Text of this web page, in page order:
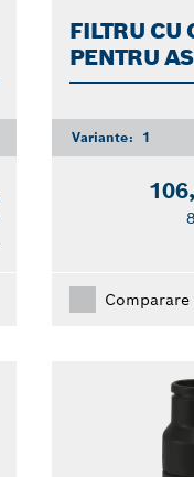
FILTRU CU
PENTRU
Variante: 1